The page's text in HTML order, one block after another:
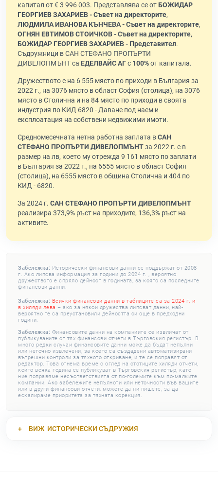
капитал от € 3 996 003. Представлява се отБОЖИДАР
ГЕОРГИЕВ ЗАХАРИЕВ - Съвет на директорите,
ЛЮДМИЛА ИВАНОВА КЪНЧЕВА - Съвет на директорите,
ОГНЯН ЕВТИМОВ СТОИЧКОВ - Съвет на директорите,
БОЖИДАР ГЕОРГИЕВ ЗАХАРИЕВ - Представител.
Съдружници в САН СТЕФАНО ПРОПЪРТИ
ДИВЕЛОПМЪНТ са ЕДЕЛВАЙС АГс 100%от капитала.
Дружеството е на 6 555 място по приходи в България за
2022 г., на 3076 място в област София (столица), на 3076
място в Столична и на 84 място по приходи в своята
индустрия по КИД 6820 - Даване под наем и
експлоатация на собствени недвижими имоти.
Средномесечната нетна работна заплата вСАН
СТЕФАНО ПРОПЪРТИ ДИВЕЛОПМЪНТза 2022 г. е в
размер на лв, което му отрежда 9 161 място по заплати
в България за 2022 г., на 6555 място в област София
(столица), на 6555 място в община Столична и 404 по
КИД - 6820.
За 2024 г. САН СТЕФАНО ПРОПЪРТИ ДИВЕЛОПМЪНТ
реализира 373,9% ръст на приходите, 136,3% ръст на
активите.
Забележка: Исторически финансови данни се поддържат от 2008
г. Ако липсва информация за години до 2024 г. , вероятно
дружеството е спряло дейност в годината, за която са последните
финансови данни.
Забележка: Всички финансови данни в таблиците са за 2024 г. и
в хиляди лева – ако за някои дружества липсват данни, най-
вероятно те са преустановили дейността си още в предходни
години.
Забележка: Финансовите данни на компаниите се извличат от
публикуваните от тях финансови отчети в Търговския регистър. В
много редки случаи финансовите данни може да бъдат непълни
или неточно извлечени, за което са създадени автоматизирани
вътрешни контроли за тяхното откриване, и те се поправят от
редактор. Това отнема време с оглед на стотиците хиляди отчети,
които всяка година се публикуват в Търговския регистър, като
ние поправяме несъответствията от по-големите към по-малките
компании. Ако забележите непълноти или неточности във вашите
или в други финансови отчети, можете да ни пишете, за да
ескалираме приоритета за тяхната корекция.
ВИЖ ИСТОРИЧЕСКИ СЪДРУЖИЯ